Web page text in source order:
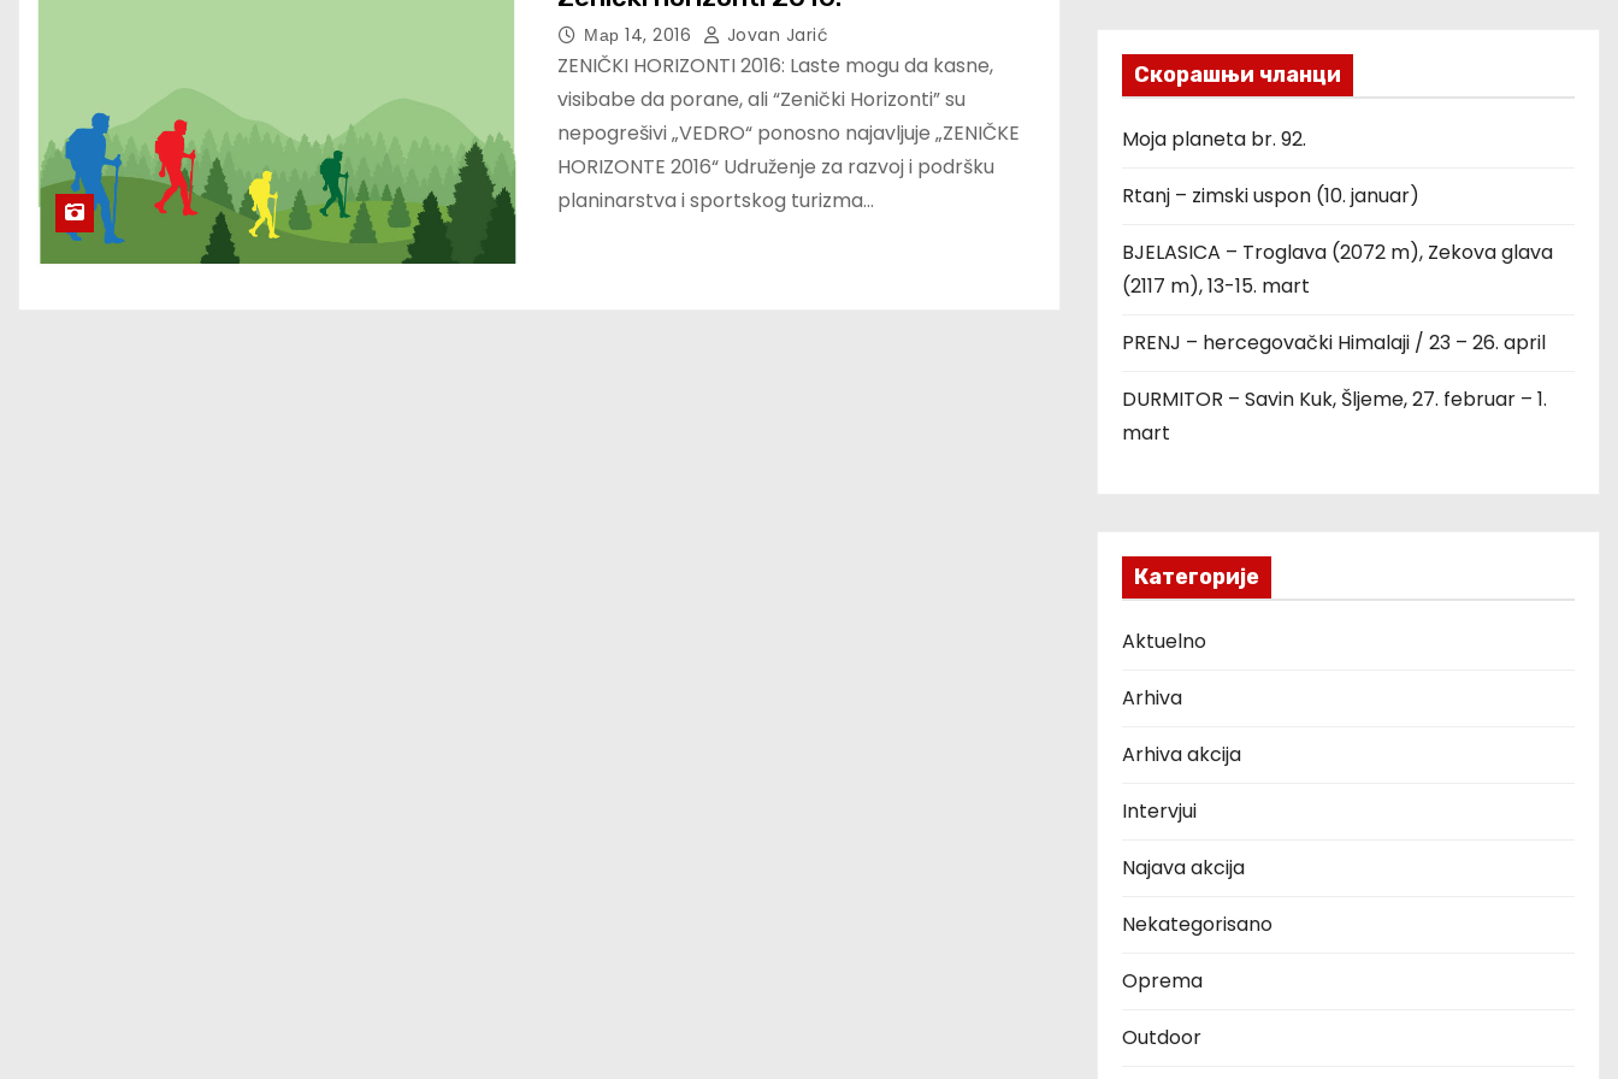
Мар 14, 2016 Jovan Jarić
ZENIČKI HORIZONTI 2016: Laste mogu da kasne,
visibabe da porane, ali “Zenički Horizonti” su
nepogrešivi „VEDRO“ ponosno najavljuje „ZENIČKE
HORIZONTE 2016“ Udruženje za razvoj i podršku
planinarstva i sportskog turizma…
Скорашњи чланци
Moja planeta br. 92.
Rtanj – zimski uspon (10. januar)
BJELASICA – Troglava (2072 m), Zekova glava
(2117 m), 13-15. mart
PRENJ – hercegovački Himalaji / 23 – 26. april
DURMITOR – Savin Kuk, Šljeme, 27. februar – 1.
mart
Категорије
Aktuelno
Arhiva
Arhiva akcija
Intervjui
Najava akcija
Nekategorisano
Oprema
Outdoor